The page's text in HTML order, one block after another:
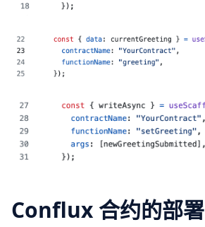
Conflux 合约的部署